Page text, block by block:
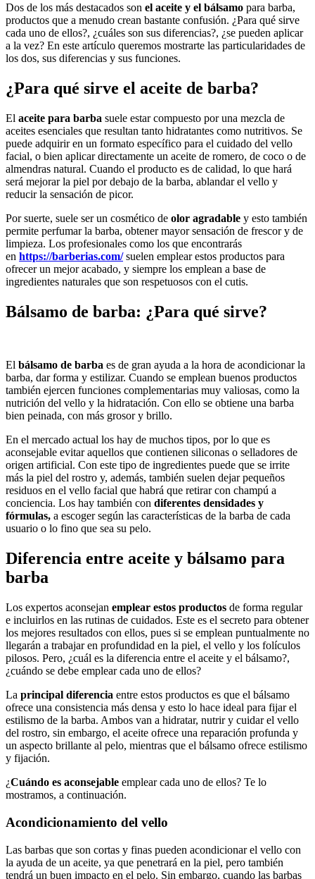
Dos de los más destacados son el aceite y el bálsamo para barba,
productos que a menudo crean bastante confusión. ¿Para qué sirve
cada uno de ellos?, ¿cuáles son sus diferencias?, ¿se pueden aplicar
a la vez? En este artículo queremos mostrarte las particularidades de
los dos, sus diferencias y sus funciones.
¿Para qué sirve el aceite de barba?
El aceite para barba suele estar compuesto por una mezcla de
aceites esenciales que resultan tanto hidratantes como nutritivos. Se
puede adquirir en un formato específico para el cuidado del vello
facial, o bien aplicar directamente un aceite de romero, de coco o de
almendras natural. Cuando el producto es de calidad, lo que hará
será mejorar la piel por debajo de la barba, ablandar el vello y
reducir la sensación de picor.
Por suerte, suele ser un cosmético de olor agradable y esto también
permite perfumar la barba, obtener mayor sensación de frescor y de
limpieza. Los profesionales como los que encontrarás
en https://barberias.com/ suelen emplear estos productos para
ofrecer un mejor acabado, y siempre los emplean a base de
ingredientes naturales que son respetuosos con el cutis.
Bálsamo de barba: ¿Para qué sirve?
El bálsamo de barba es de gran ayuda a la hora de acondicionar la
barba, dar forma y estilizar. Cuando se emplean buenos productos
también ejercen funciones complementarias muy valiosas, como la
nutrición del vello y la hidratación. Con ello se obtiene una barba
bien peinada, con más grosor y brillo.
En el mercado actual los hay de muchos tipos, por lo que es
aconsejable evitar aquellos que contienen siliconas o selladores de
origen artificial. Con este tipo de ingredientes puede que se irrite
más la piel del rostro y, además, también suelen dejar pequeños
residuos en el vello facial que habrá que retirar con champú a
conciencia. Los hay también con diferentes densidades y
fórmulas, a escoger según las características de la barba de cada
usuario o lo fino que sea su pelo.
Diferencia entre aceite y bálsamo para
barba
Los expertos aconsejan emplear estos productos de forma regular
e incluirlos en las rutinas de cuidados. Este es el secreto para obtener
los mejores resultados con ellos, pues si se emplean puntualmente no
llegarán a trabajar en profundidad en la piel, el vello y los folículos
pilosos. Pero, ¿cuál es la diferencia entre el aceite y el bálsamo?,
¿cuándo se debe emplear cada uno de ellos?
La principal diferencia entre estos productos es que el bálsamo
ofrece una consistencia más densa y esto lo hace ideal para fijar el
estilismo de la barba. Ambos van a hidratar, nutrir y cuidar el vello
del rostro, sin embargo, el aceite ofrece una reparación profunda y
un aspecto brillante al pelo, mientras que el bálsamo ofrece estilismo
y fijación.
¿Cuándo es aconsejable emplear cada uno de ellos? Te lo
mostramos, a continuación.
Acondicionamiento del vello
Las barbas que son cortas y finas pueden acondicionar el vello con
la ayuda de un aceite, ya que penetrará en la piel, pero también
tendrá un buen impacto en el pelo. Sin embargo, cuando las barbas